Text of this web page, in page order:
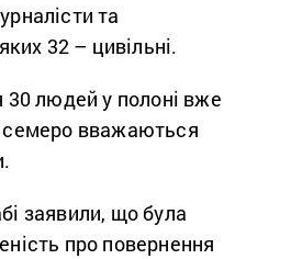
та
32 – цивільні.
30 людей у полоні вже
вважаються
заявили, що була
про повернення